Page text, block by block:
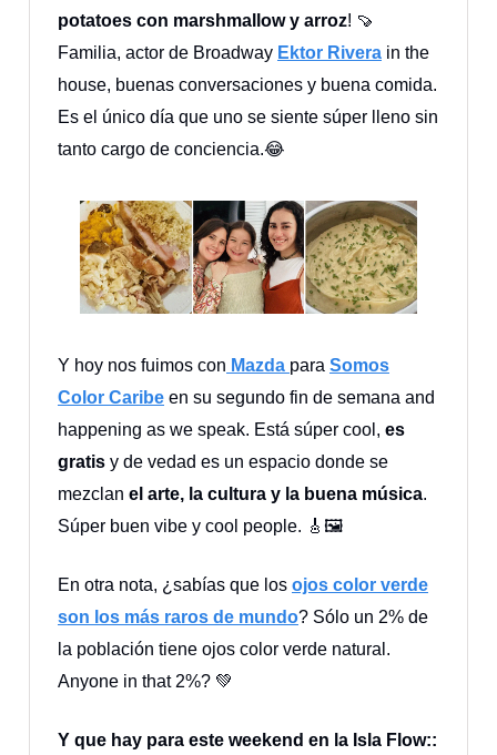
potatoes con marshmallow y arroz! 🍠
Familia, actor de Broadway Ektor Rivera in the
house, buenas conversaciones y buena comida.
Es el único día que uno se siente súper lleno sin
tanto cargo de conciencia.😂
Y hoy nos fuimos con Mazda para Somos
Color Caribe en su segundo fin de semana and
happening as we speak. Está súper cool, es
gratis y de vedad es un espacio donde se
mezclan el arte, la cultura y la buena música.
Súper buen vibe y cool people. 🎸🖼️
En otra nota, ¿sabías que los ojos color verde
son los más raros de mundo? Sólo un 2% de
la población tiene ojos color verde natural.
Anyone in that 2%? 💚
Y que hay para este weekend en la Isla Flow::